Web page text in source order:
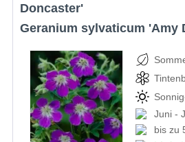
Doncaster'
Geranium sylvaticum 'Amy
Juni -
bis zu